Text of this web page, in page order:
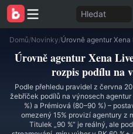
Hledat
Domů/Novinky/
Úrovně agentur Xena
rozpis podílu na
Podle přehledu pravidel z června
žebříček podílů na výnosech agentur
%) a Prémiová (80–90 %) –
omezený 15% provizí agentury z
Titulek „90 %“ je reálný, ale